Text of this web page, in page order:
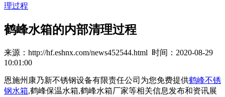
理过程
鹤峰水箱的内部清理过程
来源：http://hf.eshnx.com/news452544.html 时间：2020-08-29
10:01:00
恩施州康乃新不锈钢设备有限责任公司为您免费提供鹤峰不锈
钢水箱,鹤峰保温水箱,鹤峰水箱厂家等相关信息发布和资讯展